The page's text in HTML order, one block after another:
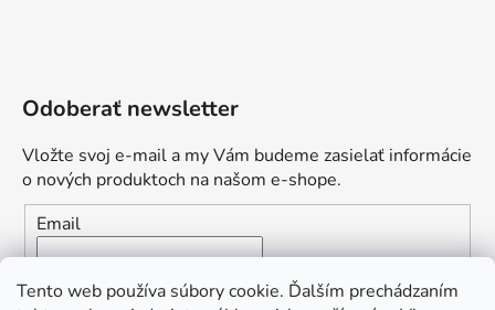
Tento web používa súbory cookie. Ďalším prechádzaním
Odoberať newsletter
Vložte svoj e-mail a my Vám budeme zasielať informácie
o nových produktoch na našom e-shope.
Email
Vložením e-mailu súhlasíte s
podmienkami ochrany
osobných údajov